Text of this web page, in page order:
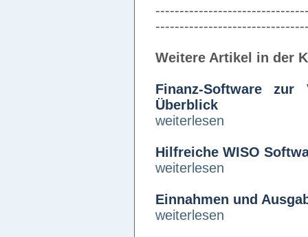
Weitere Artikel in der
Finanz-Software
Überblick
weiterlesen
Hilfreiche WISO
weiterlesen
Einnahmen und
weiterlesen